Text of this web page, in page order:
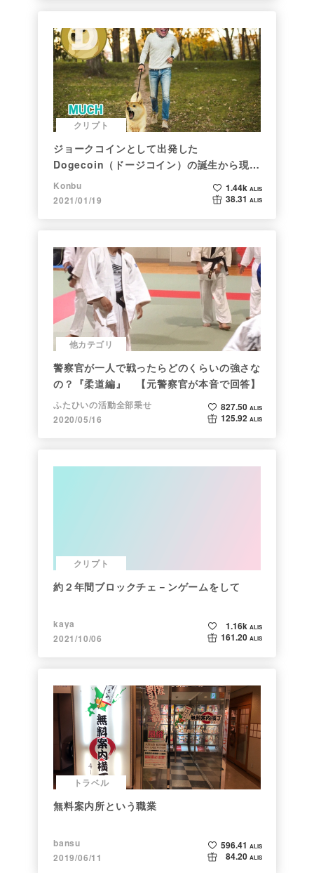
クリプト
ジョークコインとして出発した
Dogecoin（ドージコイン）の誕生から現在
まで。注目される非証券性🐶
Konbu
2021/01/19
1.44k ALIS
38.31 ALIS
他カテゴリ
警察官が一人で戦ったらどのくらいの強さな
の？『柔道編』 【元警察官が本音で回答】
ふたひいの活動全部乗せ
2020/05/16
827.50 ALIS
125.92 ALIS
クリプト
約２年間ブロックチェ－ンゲームをして
kaya
2021/10/06
1.16k ALIS
161.20 ALIS
トラベル
無料案内所という職業
bansu
2019/06/11
596.41 ALIS
84.20 ALIS